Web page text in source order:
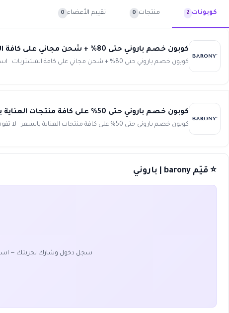
كوبونات 2 منتجات 0 تقييم الأعضاء 0
كوبون خصم باروني حتى 80% + شحن مجاني على كافة المشتريات barony
كوبون خصم باروني حتى 80% + شحن مجاني على كافة المشتريات استمتع بأفضل تجربة تسوق وأحصل على كثير من التوفير مع ...
كوبون خصم باروني حتى 50% على كافة منتجات العناية بالشعر barony
كوبون خصم باروني حتى 50% على كافة منتجات العناية بالشعر لا تفوت الفرصة وأحصل على أفضل توفير مع كوبون خصم بارو...
⭐ قيّم barony | باروني
سجل دخول وشارك تجربتك —